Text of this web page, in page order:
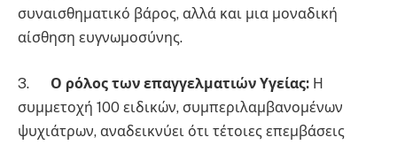
συναισθηματικό βάρος, αλλά και μια μοναδική
αίσθηση ευγνωμοσύνης.
3. Ο ρόλος των επαγγελματιών Υγείας: Η
συμμετοχή 100 ειδικών, συμπεριλαμβανομένων
ψυχιάτρων, αναδεικνύει ότι τέτοιες επεμβάσεις